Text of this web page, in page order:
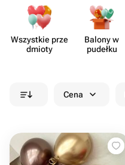
Wszystkie prze​
dmioty
Balony w
pudełku
Cena